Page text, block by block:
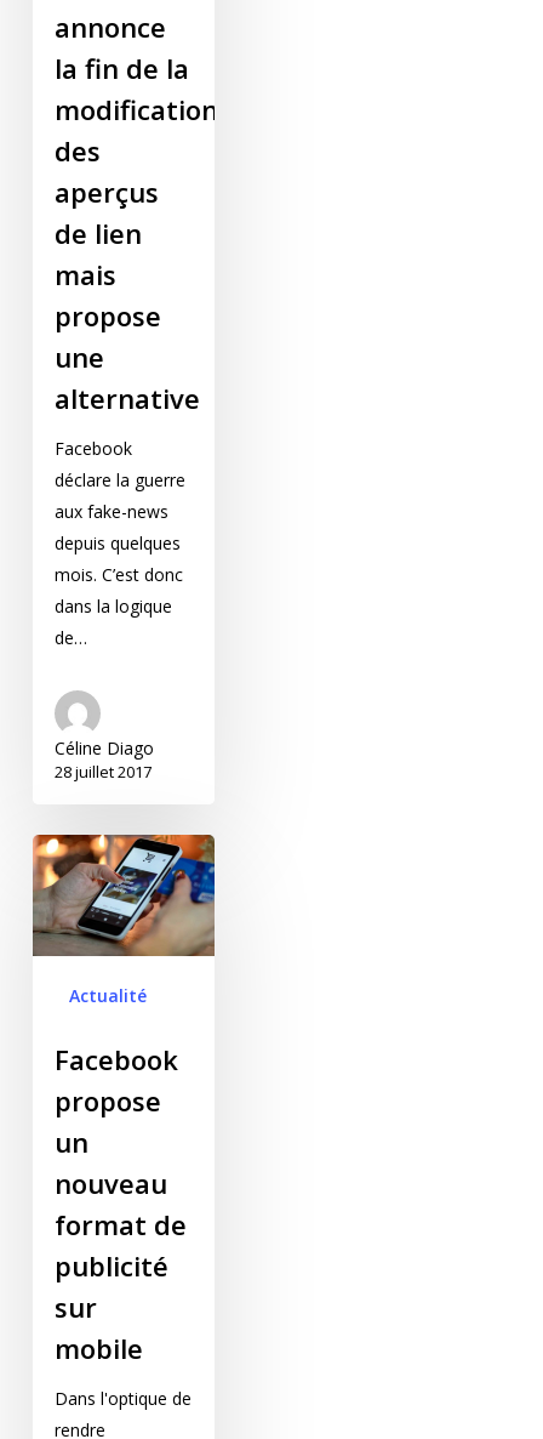
annonce
la fin de la
modification
des
aperçus
de lien
mais
propose
une
alternative
Facebook
déclare la guerre
aux fake-news
depuis quelques
mois. C’est donc
dans la logique
de…
Céline Diago
28 juillet 2017
Facebook propose un
nouveau format de
publicité sur mobile
Actualité
Facebook
propose
un
nouveau
format de
publicité
sur
mobile
Dans l'optique de
rendre